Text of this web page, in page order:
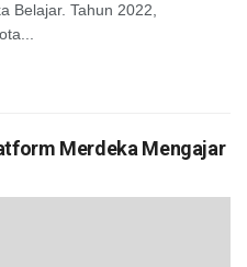
Belajar. Tahun 2022,
Merdeka Mengajar